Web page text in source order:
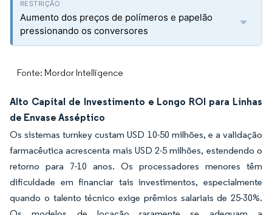
Aumento dos preços de polímeros e papelão
pressionando os conversores
Fonte: Mordor Intelligence
Alto Capital de Investimento e Longo ROI para Linhas
de Envase Asséptico
Os sistemas turnkey custam USD 10-50 milhões, e a validação
farmacêutica acrescenta mais USD 2-5 milhões, estendendo o
retorno para 7-10 anos. Os processadores menores têm
dificuldade em financiar tais investimentos, especialmente
quando o talento técnico exige prêmios salariais de 25-30%.